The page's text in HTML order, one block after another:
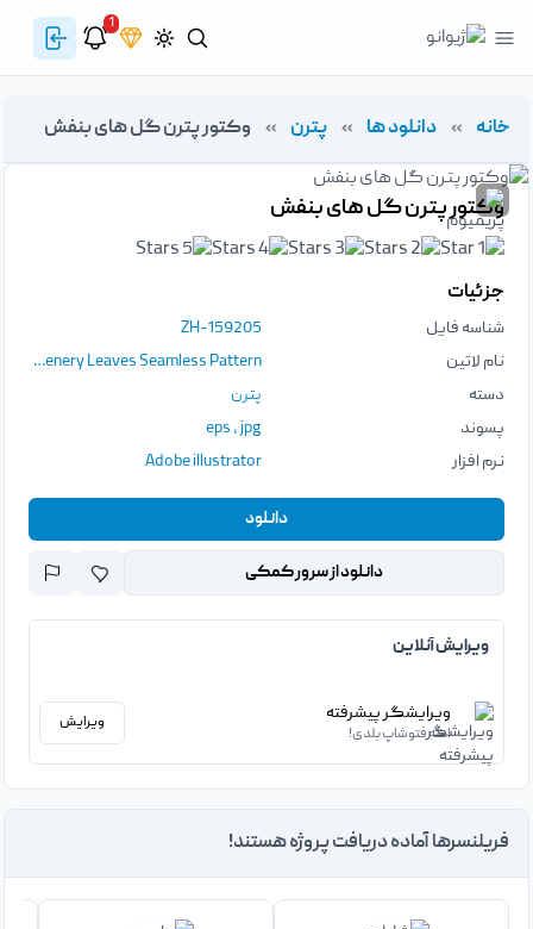
1
خانه » دانلود ها » پترن » وکتور پترن گل های بنفش
وکتور پترن گل های بنفش
جزئیات
شناسه فایل
ZH-159205
نام لاتین
Beautiful Watercolor Purple Flower Greenery Leaves Seamless Pattern
دسته
پترن
پسوند
eps ،jpg
نرم افزار
Adobe illustrator
دانلود
دانلود از سرور کمکی
ویرایش آنلاین
ویرایشگر پیشرفته
اگه فتوشاپ بلدی!
ویرایش
فریلنسرها آماده دریافت پروژه هستند!